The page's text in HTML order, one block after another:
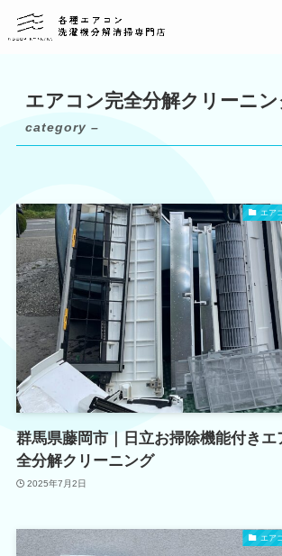
エアコン完全分解クリーニ
category –
エア
群馬県藤岡市｜日立お掃除機能付きエ
全分解クリーニング
2025年7月2日
エア